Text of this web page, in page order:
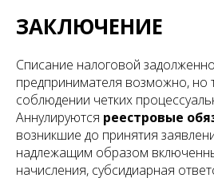
ЗАКЛЮЧЕНИЕ
Списание налоговой
предпринимателя возможно, но
соблюдении четких
Аннулируются реестровые
возникшие до принятия
надлежащим образом
начисления, субсидиарная